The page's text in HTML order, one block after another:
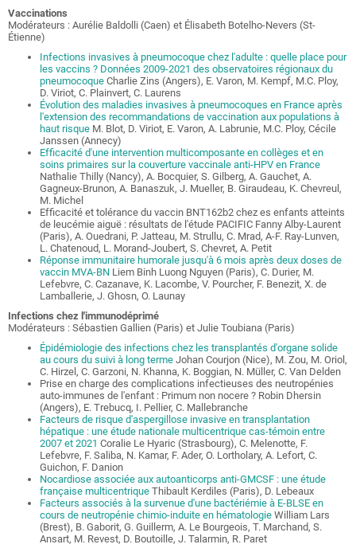
Vaccinations
Modérateurs : Aurélie Baldolli (Caen) et Élisabeth Botelho-Nevers (St-
Étienne)
Infections invasives à pneumocoque chez l'adulte : quelle place pour
les vaccins ? Données 2009-2021 des observatoires régionaux du
pneumocoque Charlie Zins (Angers), E. Varon, M. Kempf, M.C. Ploy,
D. Viriot, C. Plainvert, C. Laurens
Évolution des maladies invasives à pneumocoques en France après
l'extension des recommandations de vaccination aux populations à
haut risque M. Blot, D. Viriot, E. Varon, A. Labrunie, M.C. Ploy, Cécile
Janssen (Annecy)
Efficacité d'une intervention multicomposante en collèges et en
soins primaires sur la couverture vaccinale anti-HPV en France
Nathalie Thilly (Nancy), A. Bocquier, S. Gilberg, A. Gauchet, A.
Gagneux-Brunon, A. Banaszuk, J. Mueller, B. Giraudeau, K. Chevreul,
M. Michel
Efficacité et tolérance du vaccin BNT162b2 chez es enfants atteints
de leucémie aiguë : résultats de l'étude PACIFIC Fanny Alby-Laurent
(Paris), A. Ouedrani, P. Jatteau, M. Strullu, C. Mrad, A-F. Ray-Lunven,
L. Chatenoud, L. Morand-Joubert, S. Chevret, A. Petit
Réponse immunitaire humorale jusqu'à 6 mois après deux doses de
vaccin MVA-BN Liem Binh Luong Nguyen (Paris), C. Durier, M.
Lefebvre, C. Cazanave, K. Lacombe, V. Pourcher, F. Benezit, X. de
Lamballerie, J. Ghosn, O. Launay
Infections chez l'immunodéprimé
Modérateurs : Sébastien Gallien (Paris) et Julie Toubiana (Paris)
Épidémiologie des infections chez les transplantés d'organe solide
au cours du suivi à long terme Johan Courjon (Nice), M. Zou, M. Oriol,
C. Hirzel, C. Garzoni, N. Khanna, K. Boggian, N. Müller, C. Van Delden
Prise en charge des complications infectieuses des neutropénies
auto-immunes de l'enfant : Primum non nocere ? Robin Dhersin
(Angers), E. Trebucq, I. Pellier, C. Mallebranche
Facteurs de risque d'aspergillose invasive en transplantation
hépatique : une étude nationale multicentrique cas-témoin entre
2007 et 2021 Coralie Le Hyaric (Strasbourg), C. Melenotte, F.
Lefebvre, F. Saliba, N. Kamar, F. Ader, O. Lortholary, A. Lefort, C.
Guichon, F. Danion
Nocardiose associée aux autoanticorps anti-GMCSF : une étude
française multicentrique Thibault Kerdiles (Paris), D. Lebeaux
Facteurs associés à la survenue d'une bactériémie à E-BLSE en
cours de neutropénie chimio-induite en hématologie William Lars
(Brest), B. Gaborit, G. Guillerm, A. Le Bourgeois, T. Marchand, S.
Ansart, M. Revest, D. Boutoille, J. Talarmin, R. Paret